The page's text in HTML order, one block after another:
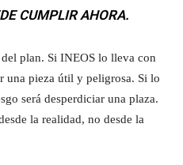
CUMPLIR AHORA.
plan. Si INEOS lo lleva con
una pieza útil y peligrosa. Si lo
será desperdiciar una plaza.
la realidad, no desde la